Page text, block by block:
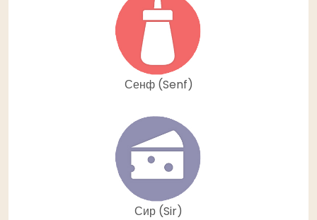
Сенф (Senf)
Сир (Sir)